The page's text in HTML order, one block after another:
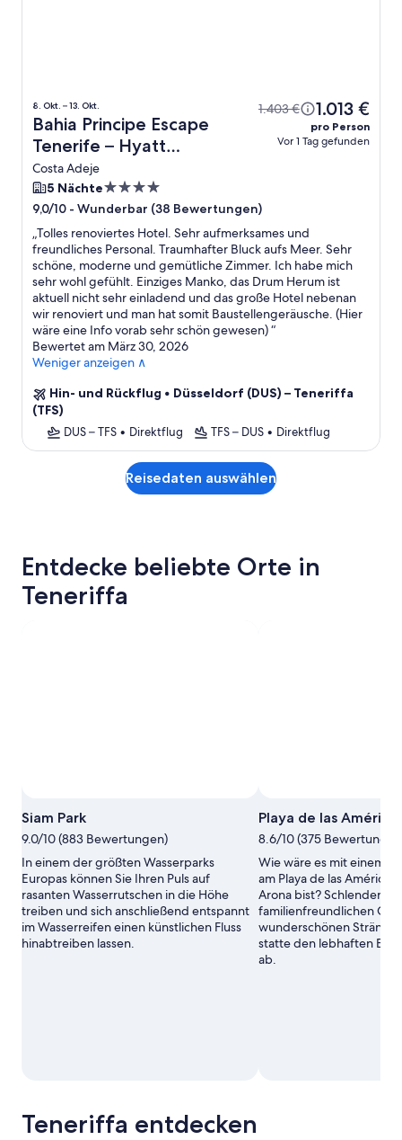
8. Okt. – 13. Okt.
Bahia Principe Escape
Tenerife – Hyatt
Inclusive Collection +
Flug
Costa Adeje
1.403 € 1.013 €
pro Person
Vor 1 Tag gefunden
5 Nächte4.0-
Sterne-
Unterkunft
9,0/10 - Wunderbar (38 Bewertungen)
„Tolles renoviertes Hotel. Sehr aufmerksames und
freundliches Personal. Traumhafter Bluck aufs Meer. Sehr
schöne, moderne und gemütliche Zimmer. Ich habe mich
sehr wohl gefühlt. Einziges Manko, das Drum Herum ist
aktuell nicht sehr einladend und das große Hotel nebenan
wir renoviert und man hat somit Baustellengeräusche. (Hier
wäre eine Info vorab sehr schön gewesen)“
Bewertet am März 30, 2026
Weniger anzeigen ∧
Hin- und Rückflug • Düsseldorf (DUS) – Teneriffa
(TFS)
DUS – TFS • Direktflug TFS – DUS • Direktflug
Reisedaten auswählen
Entdecke beliebte Orte in
Teneriffa
Siam Park
9.0/10 (883 Bewertungen)
In einem der größten Wasserparks
Europas können Sie Ihren Puls auf
rasanten Wasserrutschen in die Höhe
treiben und sich anschließend entspannt
im Wasserreifen einen künstlichen Fluss
hinabtreiben lassen.
Playa de las Américas
8.6/10 (375
Wie wäre es mit einem
am Playa de las
Arona bist? Schlender in
familienfreundlichen
wunderschönen
statte den lebhaften
ab.
Teneriffa entdecken